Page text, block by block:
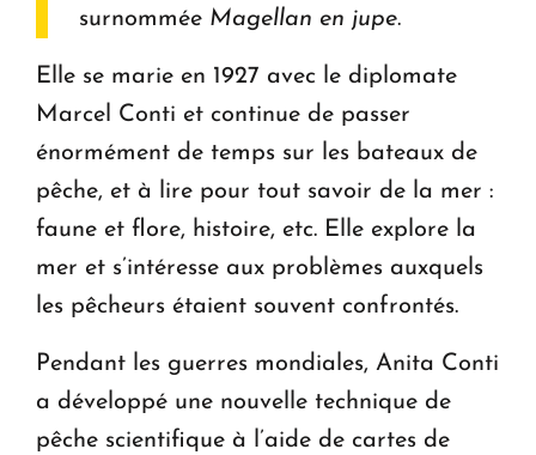
surnommée Magellan en jupe.
Elle se marie en 1927 avec le diplomate
Marcel Conti et continue de passer
énormément de temps sur les bateaux de
pêche, et à lire pour tout savoir de la mer :
faune et flore, histoire, etc. Elle explore la
mer et s’intéresse aux problèmes auxquels
les pêcheurs étaient souvent confrontés.
Pendant les guerres mondiales, Anita Conti
a développé une nouvelle technique de
pêche scientifique à l’aide de cartes de